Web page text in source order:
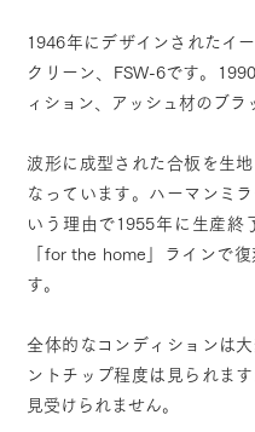
1946年にデザインされたイ
クリーン、FSW-6です。
ィション、アッシュ材のブラ
波形に成型された合板を生
なっています。ハーマンミ
いう理由で1955年に生産終
「for the home」ラインで
す。
全体的なコンディションは
ントチップ程度は見られま
見受けられません。